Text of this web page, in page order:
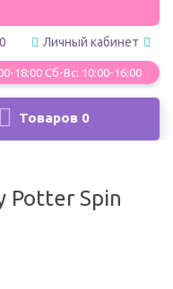
0 Личный кабинет
18:00 Сб-Вс: 10:00-16:00
Товаров 0
Potter Spin